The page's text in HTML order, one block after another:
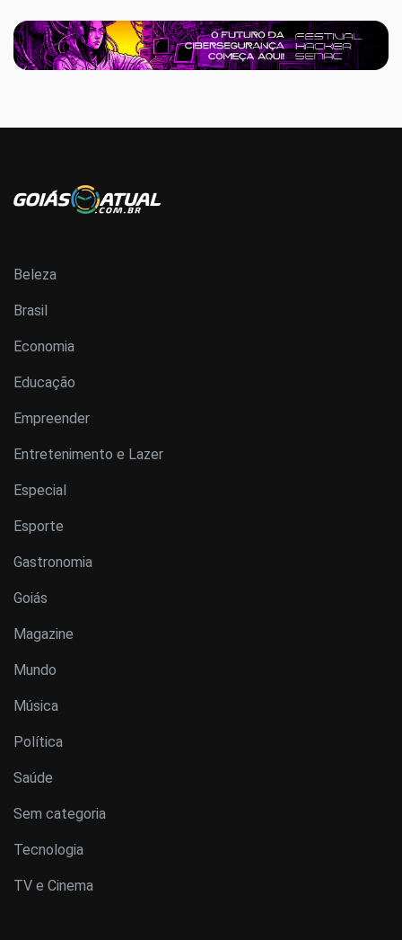
Beleza
Brasil
Economia
Educação
Empreender
Entretenimento e Lazer
Especial
Esporte
Gastronomia
Goiás
Magazine
Mundo
Música
Política
Saúde
Sem categoria
Tecnologia
TV e Cinema